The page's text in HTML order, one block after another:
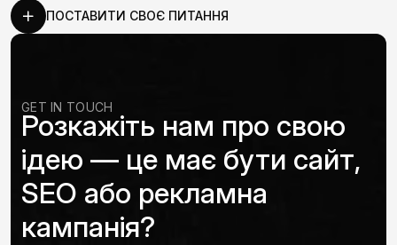
ПОСТАВИТИ СВОЄ ПИТАННЯ
GET IN TOUCH
Розкажіть нам про свою
ідею — це має бути сайт,
SEO або рекламна
кампанія?